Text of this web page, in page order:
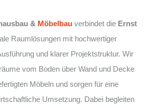
& Möbelbau verbindet die Ernst
Raumlösungen mit hochwertiger
und klarer Projektstruktur. Wir
vom Boden über Wand und Decke
Möbeln und sorgen für eine
Umsetzung. Dabei begleiten